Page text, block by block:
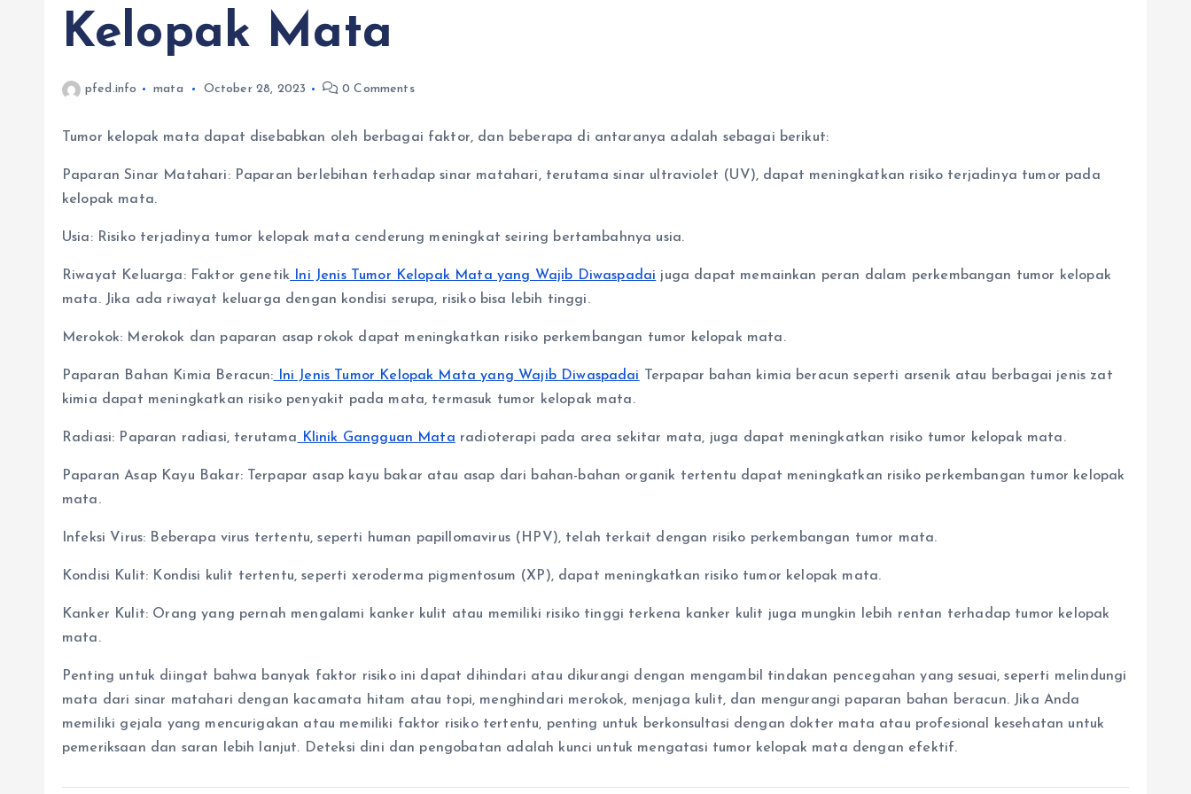
Kelopak Mata
pfed.info mata October 28, 2023 0 Comments
Tumor kelopak mata dapat disebabkan oleh berbagai faktor, dan beberapa di antaranya adalah sebagai berikut:
Paparan Sinar Matahari: Paparan berlebihan terhadap sinar matahari, terutama sinar ultraviolet (UV), dapat meningkatkan risiko terjadinya tumor pada
kelopak mata.
Usia: Risiko terjadinya tumor kelopak mata cenderung meningkat seiring bertambahnya usia.
Riwayat Keluarga: Faktor genetik Ini Jenis Tumor Kelopak Mata yang Wajib Diwaspadai juga dapat memainkan peran dalam perkembangan tumor kelopak
mata. Jika ada riwayat keluarga dengan kondisi serupa, risiko bisa lebih tinggi.
Merokok: Merokok dan paparan asap rokok dapat meningkatkan risiko perkembangan tumor kelopak mata.
Paparan Bahan Kimia Beracun: Ini Jenis Tumor Kelopak Mata yang Wajib Diwaspadai
Terpapar bahan kimia beracun seperti arsenik atau berbagai jenis zat
kimia dapat meningkatkan risiko penyakit pada mata, termasuk tumor kelopak mata.
Radiasi: Paparan radiasi, terutama Klinik Gangguan Mata radioterapi pada area sekitar mata, juga dapat meningkatkan risiko tumor kelopak mata.
Paparan Asap Kayu Bakar: Terpapar asap kayu bakar atau asap dari bahan-bahan organik tertentu dapat meningkatkan risiko perkembangan tumor kelopak
mata.
Infeksi Virus: Beberapa virus tertentu, seperti human papillomavirus (HPV), telah terkait dengan risiko perkembangan tumor mata.
Kondisi Kulit: Kondisi kulit tertentu, seperti xeroderma pigmentosum (XP), dapat meningkatkan risiko tumor kelopak mata.
Kanker Kulit: Orang yang pernah mengalami kanker kulit atau memiliki risiko tinggi terkena kanker kulit juga mungkin lebih rentan terhadap tumor kelopak
mata.
Penting untuk diingat bahwa banyak faktor risiko ini dapat dihindari atau dikurangi dengan mengambil tindakan pencegahan yang sesuai, seperti melindungi
mata dari sinar matahari dengan kacamata hitam atau topi, menghindari merokok, menjaga kulit, dan mengurangi paparan bahan beracun. Jika Anda
memiliki gejala yang mencurigakan atau memiliki faktor risiko tertentu, penting untuk berkonsultasi dengan dokter mata atau profesional kesehatan untuk
pemeriksaan dan saran lebih lanjut. Deteksi dini dan pengobatan adalah kunci untuk mengatasi tumor kelopak mata dengan efektif.